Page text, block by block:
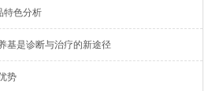
特色分析
基是诊断与治疗的新途径
势